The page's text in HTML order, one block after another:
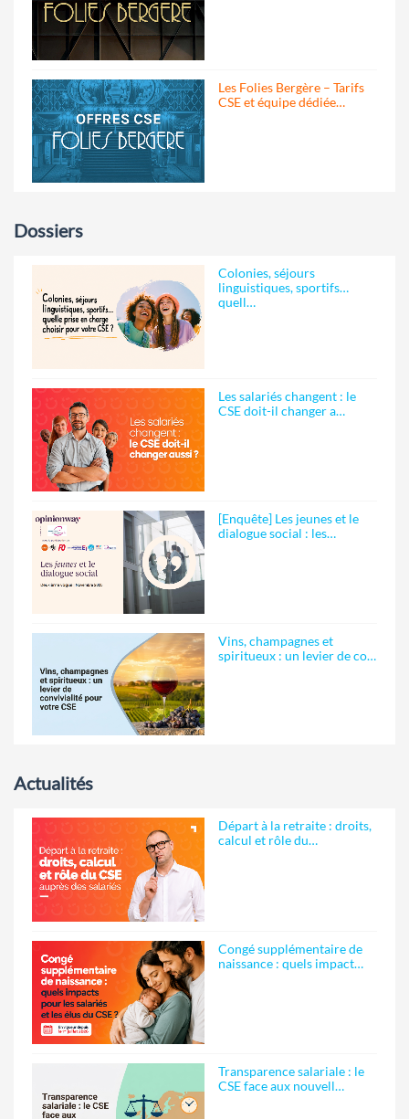
Les Folies Bergère – Tarifs
CSE et équipe dédiée…
Dossiers
Colonies, séjours
linguistiques, sportifs…
quell…
Les salariés changent : le
CSE doit-il changer a…
[Enquête] Les jeunes et le
dialogue social : les…
Vins, champagnes et
spiritueux : un levier de co…
Actualités
Départ à la retraite : droits,
calcul et rôle du…
Congé supplémentaire de
naissance : quels impact…
Transparence salariale : le
CSE face aux nouvell…